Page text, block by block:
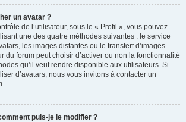
un avatar ?
de l’utilisateur, sous le « Profil », vous pouvez
une des quatre méthodes suivantes : le service
les images distantes ou le transfert d’images
du forum peut choisir d’activer ou non la fonctionnalité
qu’il veut rendre disponible aux utilisateurs. Si
d’avatars, nous vous invitons à contacter un
puis-je le modifier ?